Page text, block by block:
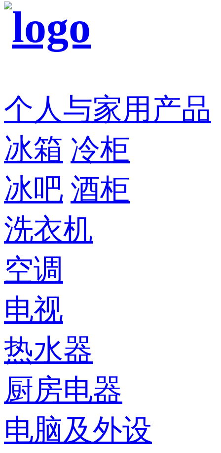
个人与家用产品
冰箱 冷柜
冰吧 酒柜
洗衣机
空调
电视
热水器
厨房电器
电脑及外设